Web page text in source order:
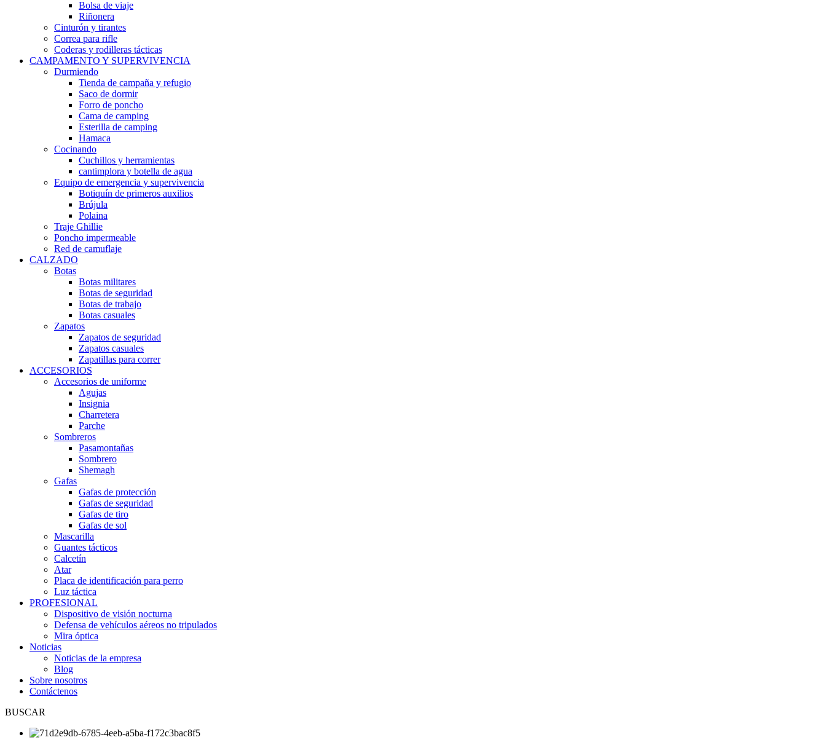
Bolsa de viaje
Riñonera
Cinturón y tirantes
Correa para rifle
Coderas y rodilleras tácticas
CAMPAMENTO Y SUPERVIVENCIA
Durmiendo
Tienda de campaña y refugio
Saco de dormir
Forro de poncho
Cama de camping
Esterilla de camping
Hamaca
Cocinando
Cuchillos y herramientas
cantimplora y botella de agua
Equipo de emergencia y supervivencia
Botiquín de primeros auxilios
Brújula
Polaina
Traje Ghillie
Poncho impermeable
Red de camuflaje
CALZADO
Botas
Botas militares
Botas de seguridad
Botas de trabajo
Botas casuales
Zapatos
Zapatos de seguridad
Zapatos casuales
Zapatillas para correr
ACCESORIOS
Accesorios de uniforme
Agujas
Insignia
Charretera
Parche
Sombreros
Pasamontañas
Sombrero
Shemagh
Gafas
Gafas de protección
Gafas de seguridad
Gafas de tiro
Gafas de sol
Mascarilla
Guantes tácticos
Calcetín
Atar
Placa de identificación para perro
Luz táctica
PROFESIONAL
Dispositivo de visión nocturna
Defensa de vehículos aéreos no tripulados
Mira óptica
Noticias
Noticias de la empresa
Blog
Sobre nosotros
Contáctenos
BUSCAR